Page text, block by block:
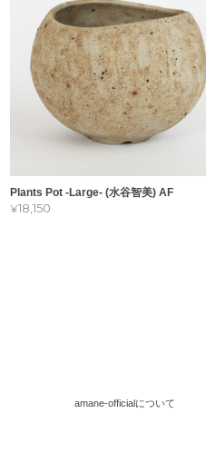
Plants Pot -Large- (水谷智美) AF
¥18,150
amane-officialについて